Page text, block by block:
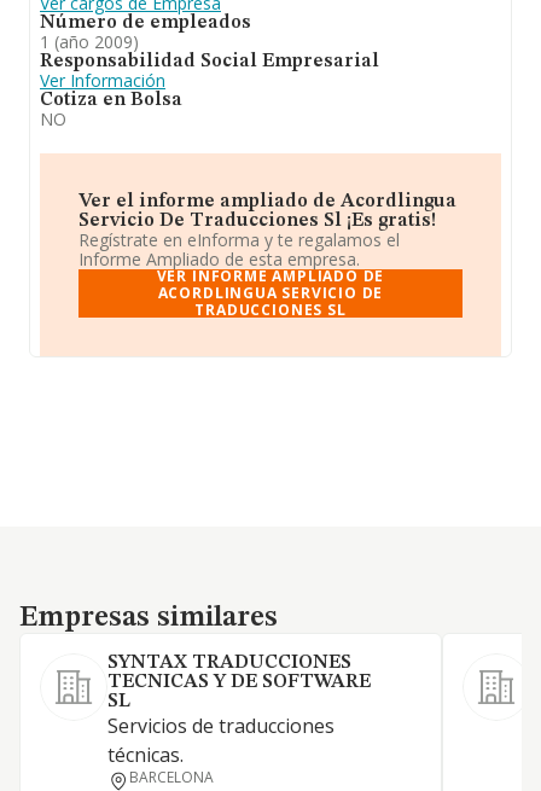
Número de empleados
1 (año 2009)
Responsabilidad Social Empresarial
Ver Información
Cotiza en Bolsa
NO
Ver el informe ampliado de Acordlingua
Servicio De Traducciones Sl ¡Es gratis!
Regístrate en eInforma y te regalamos el
Informe Ampliado de esta empresa.
VER INFORME AMPLIADO DE
ACORDLINGUA SERVICIO DE
TRADUCCIONES SL
Empresas similares
Empresas similares
SYNTAX TRADUCCIONES
TECNICAS Y DE SOFTWARE
SL
Servicios de traducciones
técnicas.
BARCELONA